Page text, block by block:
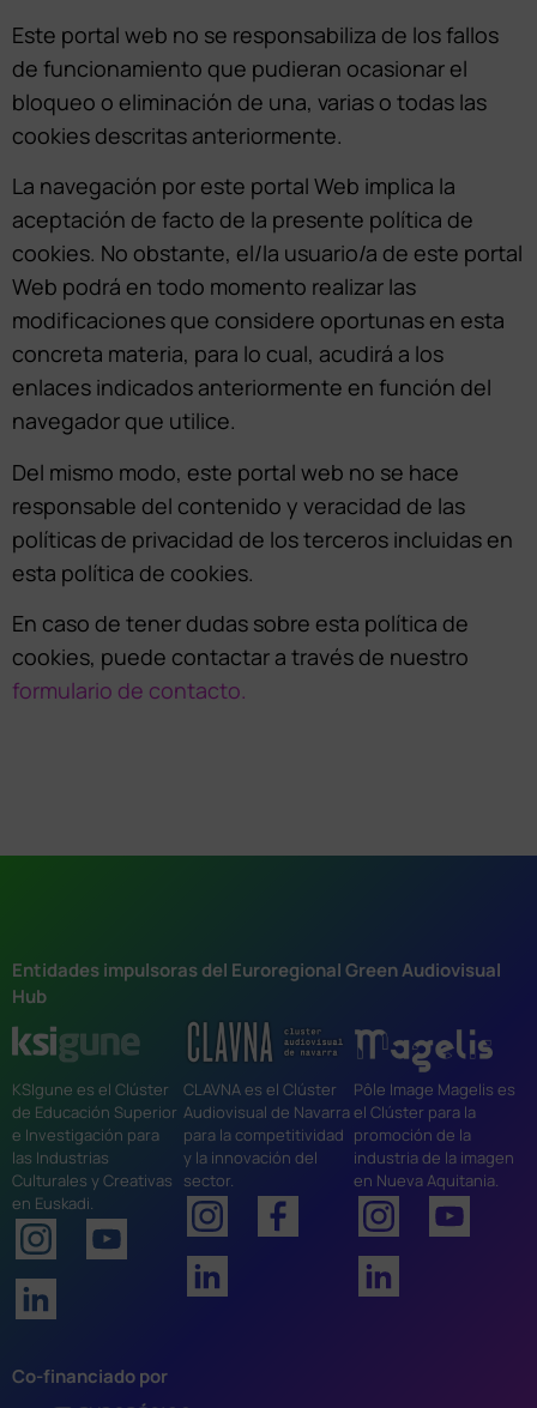
Este portal web no se responsabiliza de los fallos
de funcionamiento que pudieran ocasionar el
bloqueo o eliminación de una, varias o todas las
cookies descritas anteriormente.
La navegación por este portal Web implica la
aceptación de facto de la presente política de
cookies. No obstante, el/la usuario/a de este portal
Web podrá en todo momento realizar las
modificaciones que considere oportunas en esta
concreta materia, para lo cual, acudirá a los
enlaces indicados anteriormente en función del
navegador que utilice.
Del mismo modo, este portal web no se hace
responsable del contenido y veracidad de las
políticas de privacidad de los terceros incluidas en
esta política de cookies.
En caso de tener dudas sobre esta política de
cookies, puede contactar a través de nuestro
formulario de contacto.
Entidades impulsoras del Euroregional Green Audiovisual
Hub
KSIgune es el Clúster
de Educación Superior
e Investigación para
las Industrias
Culturales y Creativas
en Euskadi.
CLAVNA es el Clúster
Audiovisual de Navarra
para la competitividad
y la innovación del
sector.
Pôle Image Magelis es
el Clúster para la
promoción de la
industria de la imagen
en Nueva Aquitania.
Co-financiado por